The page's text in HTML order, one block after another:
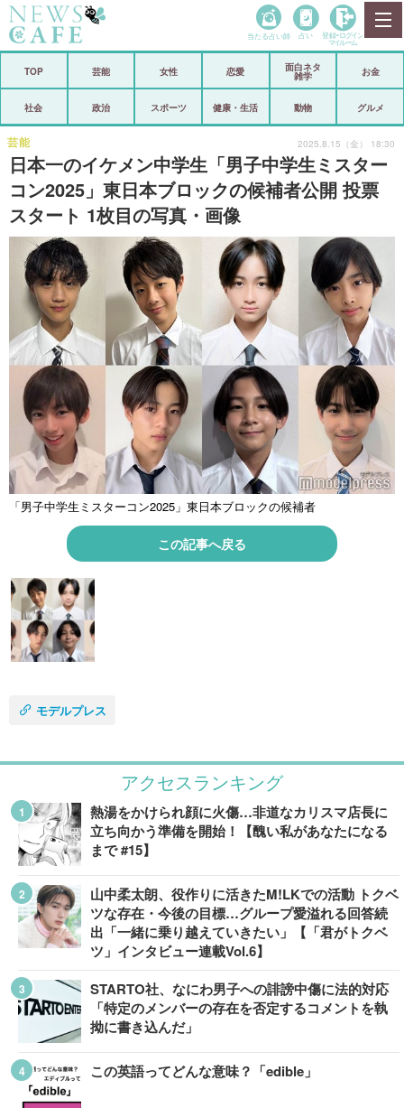
政治
芸能 スポーツ
恋愛 ビックリ
コメントポスト アリ／ナシ
リリース ショップ
登録・ログイン/マイルーム
当たる占い師 占い 登録• ログイン
マイルーム
TOP 芸能 女性 恋愛
面白ネタ
雑学
お金
社会 政治 スポーツ 健康・生活 動物 グルメ
日本一のイケメン中学生「男子中学生ミスター
コン2025」東日本ブロックの候補者公開 投票
スタート 1枚目の写真・画像
芸能 2025.8.15（金） 18:30
「男子中学生ミスターコン2025」東日本ブロックの候補者
この記事へ戻る
モデルプレス
アクセスランキング
熱湯をかけられ顔に火傷…非道なカリスマ店長に
立ち向かう準備を開始！【醜い私があなたになる
まで #15】
山中柔太朗、役作りに活きたM!LKでの活動 トクベ
ツな存在・今後の目標…グループ愛溢れる回答続
出「一緒に乗り越えていきたい」【「君がトクベ
ツ」インタビュー連載Vol.6】
STARTO社、なにわ男子への誹謗中傷に法的対応
「特定のメンバーの存在を否定するコメントを執
拗に書き込んだ」
この英語ってどんな意味？「edible」